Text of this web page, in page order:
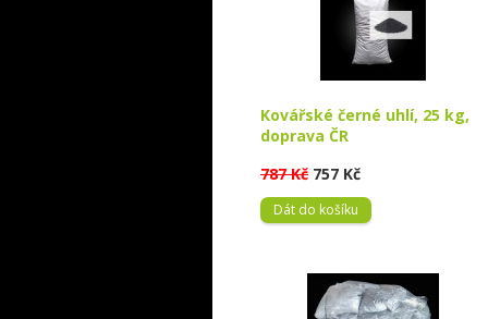
Kovářské černé uhlí, 25 kg,
doprava ČR
787 Kč 757 Kč
Dát do košíku